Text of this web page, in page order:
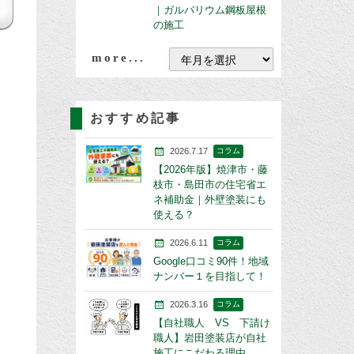
｜ガルバリウム鋼板屋根
の施工
more...
おすすめ記事
2026.7.17 コラム
【2026年版】焼津市・藤
枝市・島田市の住宅省エ
ネ補助金｜外壁塗装にも
使える？
2026.6.11 コラム
Google口コミ90件！地域
ナンバー１を目指して！
2026.3.16 コラム
【自社職人 VS 下請け
職人】岩田塗装店が自社